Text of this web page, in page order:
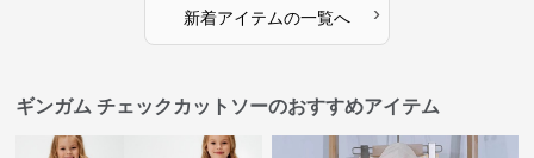
新着アイテムの一覧へ ›
ギンガム チェックカットソーのおすすめアイテム